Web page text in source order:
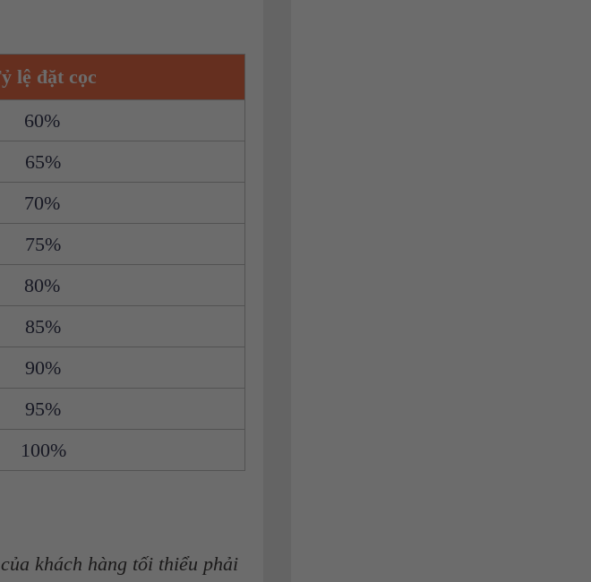
lệ đặt cọc
60%
65%
70%
75%
80%
85%
90%
95%
100%
khách hàng tối thiểu phải